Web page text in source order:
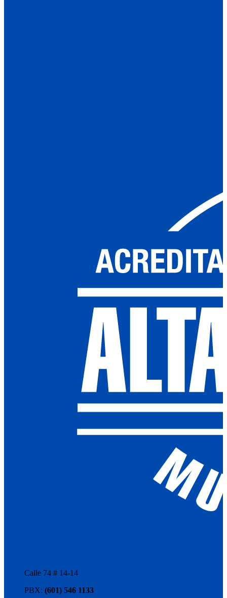
Calle 74 # 14-14
PBX: (601) 546 1133